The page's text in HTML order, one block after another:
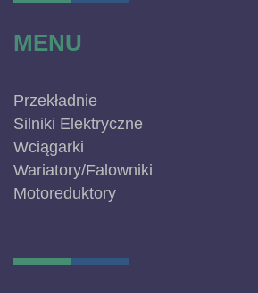
MENU
Przekładnie
Silniki Elektryczne
Wciągarki
Wariatory/Falowniki
Motoreduktory